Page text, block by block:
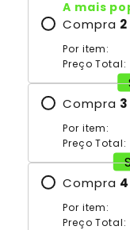
A mais
Compra 2
Por item:
Preço Total:
Compra 3
Por item:
Preço Total:
Compra 4
Por item:
Preço Total: